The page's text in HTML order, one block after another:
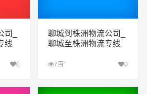
_
线
0
聊城到株洲物流公司_
聊城至株洲物流专线
7百+ 0
查看详细